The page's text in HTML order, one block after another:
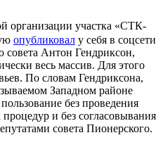
организации участка «СТК-
опубликовал у себя в соцсети
совета Антон Гендриксон,
весь массив. Для этого
По словам Гендриксона,
Западном районе
без проведения
и без согласовывания
совета Пионерского.